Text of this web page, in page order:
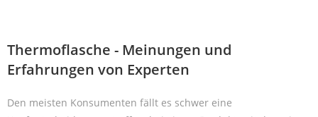
Thermoflasche - Meinungen und
Erfahrungen von Experten
Den meisten Konsumenten fällt es schwer eine